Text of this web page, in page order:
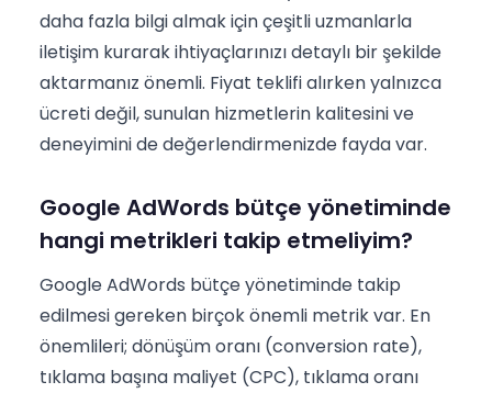
daha fazla bilgi almak için çeşitli uzmanlarla
iletişim kurarak ihtiyaçlarınızı detaylı bir şekilde
aktarmanız önemli. Fiyat teklifi alırken yalnızca
ücreti değil, sunulan hizmetlerin kalitesini ve
deneyimini de değerlendirmenizde fayda var.
Google AdWords bütçe yönetiminde
hangi metrikleri takip etmeliyim?
Google AdWords bütçe yönetiminde takip
edilmesi gereken birçok önemli metrik var. En
önemlileri; dönüşüm oranı (conversion rate),
tıklama başına maliyet (CPC), tıklama oranı